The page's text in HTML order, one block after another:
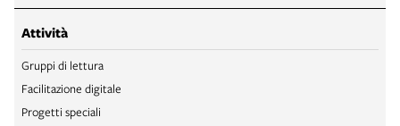
Attività
Gruppi di lettura
Facilitazione digitale
Progetti speciali